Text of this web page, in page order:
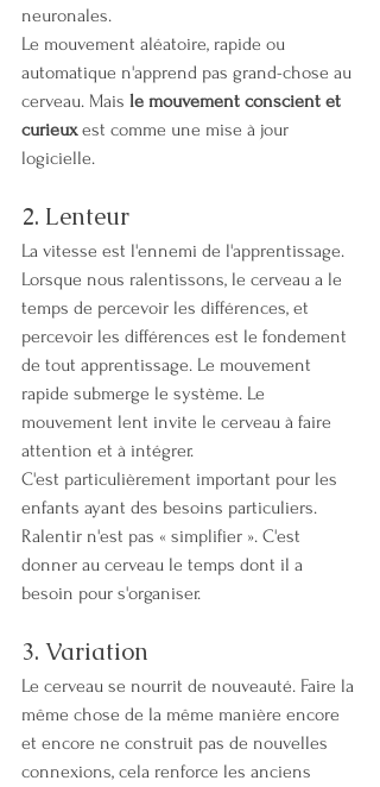
neuronales.
Le mouvement aléatoire, rapide ou
automatique n'apprend pas grand-chose au
cerveau. Mais le mouvement conscient et
curieux est comme une mise à jour
logicielle.
2. Lenteur
La vitesse est l'ennemi de l'apprentissage.
Lorsque nous ralentissons, le cerveau a le
temps de percevoir les différences, et
percevoir les différences est le fondement
de tout apprentissage. Le mouvement
rapide submerge le système. Le
mouvement lent invite le cerveau à faire
attention et à intégrer.
C'est particulièrement important pour les
enfants ayant des besoins particuliers.
Ralentir n'est pas « simplifier ». C'est
donner au cerveau le temps dont il a
besoin pour s'organiser.
3. Variation
Le cerveau se nourrit de nouveauté. Faire la
même chose de la même manière encore
et encore ne construit pas de nouvelles
connexions, cela renforce les anciens